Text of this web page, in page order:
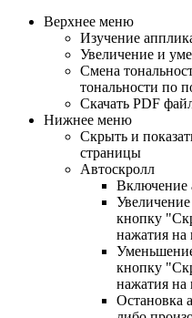
Верхнее меню
Изучение
Увеличение и
Смена
тональности по
Cкачать PDF
Нижнее меню
Скрыть и
страницы
Автоскролл
Включение
Увеличение
кнопку
нажатия
кнопку
нажатия
Остановка